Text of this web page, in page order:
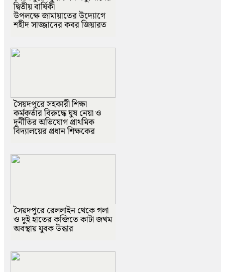
দ্বিতীয় বার্ষিকী
উপলক্ষে জামায়াতের উদ্যোগে
শহীদ সাজ্জাদের কবর জিয়ারত
সৈয়দপুরে সহকারী শিক্ষা
কর্মকর্তার বিরুদ্ধে ঘুষ নেয়া ও
দূর্নীতির অভিযোগ প্রাথমিক
বিদ্যালয়ের প্রধান শিক্ষকের
সৈয়দপুরে রেললাইন থেকে গলা
ও দুই হাতের কব্জিতে কাটা জখম
অবস্থায় যুবক উদ্ধার